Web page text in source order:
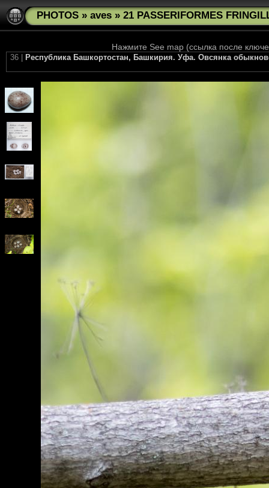
PHOTOS » aves » 21 PASSERIFORMES
Нажмите See map (ссылка после
36 | Республика Башкортостан, Башкирия. Уфа. Овсянка